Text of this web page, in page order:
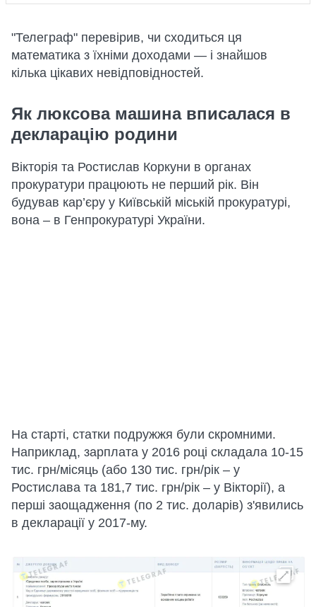
"Телеграф" перевірив, чи сходиться ця
математика з їхніми доходами — і знайшов
кілька цікавих невідповідностей.
Як люксова машина вписалася в
декларацію родини
Вікторія та Ростислав Коркуни в органах
прокуратури працюють не перший рік. Він
будував кар’єру у Київській міській прокуратурі,
вона – в Генпрокуратурі України.
На старті, статки подружжя були скромними.
Наприклад, зарплата у 2016 році складала 10-15
тис. грн/місяць (або 130 тис. грн/рік – у
Ростислава та 181,7 тис. грн/рік – у Вікторії), а
перші заощадження (по 2 тис. доларів) з'явились
в декларації у 2017-му.